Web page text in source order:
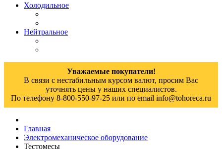
Холодильное
Нейтральное
Уважаемые покупатели!
В связи с нестабильным курсом валют, просим Вас
уточнять цены у наших специалистов.
По телефону 8-800-550-97-25 или по email info@tohoreca.ru
Главная
Электромеханическое оборудование
Тестомесы